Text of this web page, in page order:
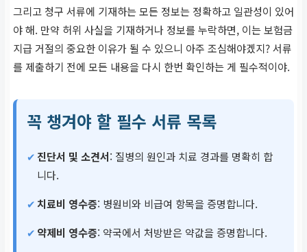
그리고 청구 서류에 기재하는 모든 정보는 정확하고 일관성이 있어
야 해. 만약 허위 사실을 기재하거나 정보를 누락하면, 이는 보험금
지급 거절의 중요한 이유가 될 수 있으니 아주 조심해야겠지? 서류
를 제출하기 전에 모든 내용을 다시 한번 확인하는 게 필수적이야.
꼭 챙겨야 할 필수 서류 목록
진단서 및 소견서: 질병의 원인과 치료 경과를 명확히 합
니다.
치료비 영수증: 병원비와 비급여 항목을 증명합니다.
약제비 영수증: 약국에서 처방받은 약값을 증명합니다.